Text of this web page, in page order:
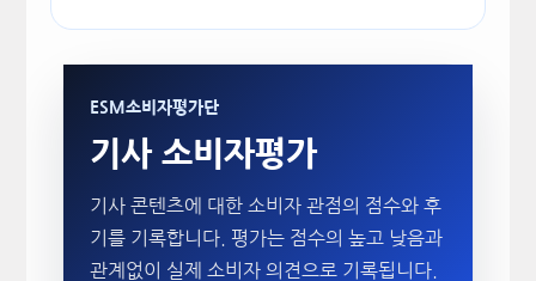
ESM소비자평가단
기사 소비자평가
기사 콘텐츠에 대한 소비자 관점의 점수와 후
기를 기록합니다. 평가는 점수의 높고 낮음과
관계없이 실제 소비자 의견으로 기록됩니다.